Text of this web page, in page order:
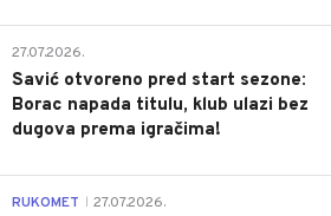
27.07.2026.
Savić otvoreno pred start sezone:
Borac napada titulu, klub ulazi bez
dugova prema igračima!
RUKOMET 27.07.2026.